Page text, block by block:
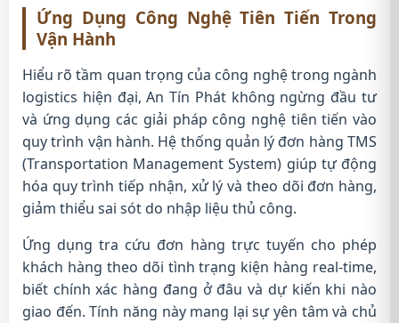
Ứng Dụng Công Nghệ Tiên Tiến Trong
Vận Hành
Hiểu rõ tầm quan trọng của công nghệ trong ngành
logistics hiện đại, An Tín Phát không ngừng đầu tư
và ứng dụng các giải pháp công nghệ tiên tiến vào
quy trình vận hành. Hệ thống quản lý đơn hàng TMS
(Transportation Management System) giúp tự động
hóa quy trình tiếp nhận, xử lý và theo dõi đơn hàng,
giảm thiểu sai sót do nhập liệu thủ công.
Ứng dụng tra cứu đơn hàng trực tuyến cho phép
khách hàng theo dõi tình trạng kiện hàng real-time,
biết chính xác hàng đang ở đâu và dự kiến khi nào
giao đến. Tính năng này mang lại sự yên tâm và chủ